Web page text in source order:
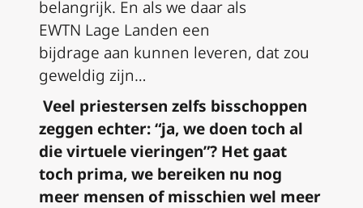
belangrijk. En als we daar als
EWTN Lage Landen een
bijdrage aan kunnen leveren, dat zou
geweldig zijn…
Veel priestersen zelfs bisschoppen
zeggen echter: “ja, we doen toch al
die virtuele vieringen”? Het gaat
toch prima, we bereiken nu nog
meer mensen of misschien wel meer